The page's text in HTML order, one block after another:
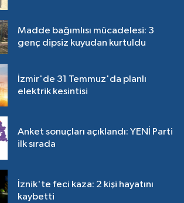
Madde bağımlısı mücadelesi: 3
genç dipsiz kuyudan kurtuldu
İzmir'de 31 Temmuz'da planlı
elektrik kesintisi
Anket sonuçları açıklandı: YENİ Parti
ilk sırada
İznik'te feci kaza: 2 kişi hayatını
kaybetti